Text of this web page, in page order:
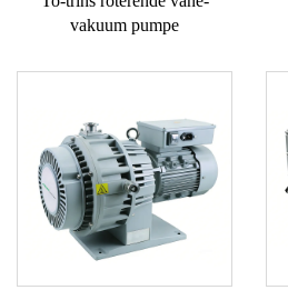
vakuum pumpe